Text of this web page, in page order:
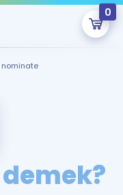
0
onlarca eğitim seni
nominate